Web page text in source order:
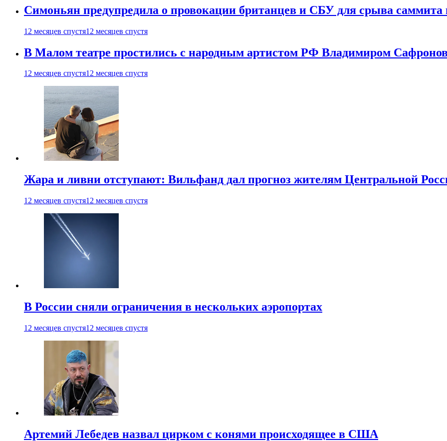
Симоньян предупредила о провокации британцев и СБУ для срыва саммита
12 месяцев спустя12 месяцев спустя
В Малом театре простились с народным артистом РФ Владимиром
12 месяцев спустя12 месяцев спустя
Жара и ливни отступают: Вильфанд дал прогноз жителям Центральной
12 месяцев спустя12 месяцев спустя
В России сняли ограничения в нескольких аэропортах
12 месяцев спустя12 месяцев спустя
Артемий Лебедев назвал цирком с конями происходящее в США